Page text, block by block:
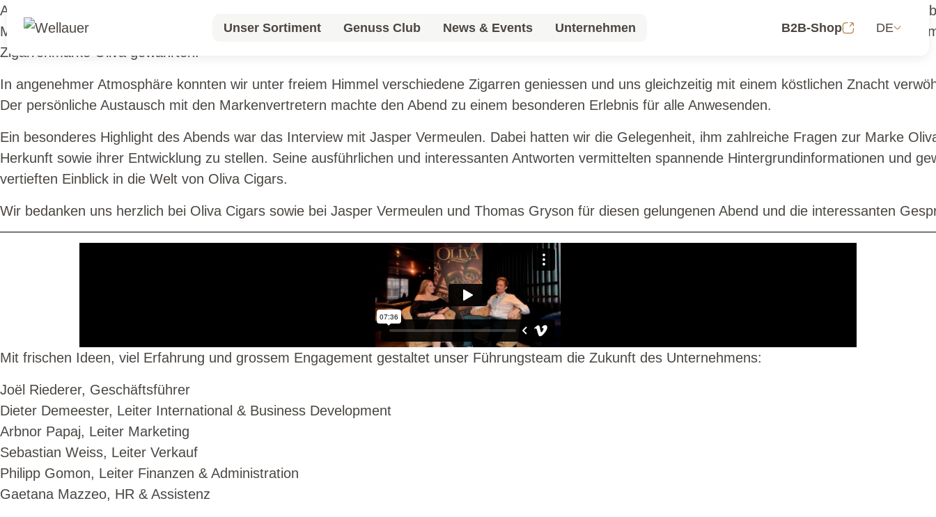
Unser Sortiment Genuss Club News & Events Unternehmen B2B-Shop DE
Am Dienstag, 30. Juni 2026, durften wir gemeinsam mit Oliva Cigars einen unvergesslichen Abend im SOHO St. Gallen verbringen. Vor Ort waren die
Markenbotschafter Jasper Vermeulen und Thomas Gryson, die den Gästen spannende Einblicke in die Geschichte, Philosophie und Tradition der
Zigarrenmarke Oliva gewährten.
In angenehmer Atmosphäre konnten wir unter freiem Himmel verschiedene Zigarren geniessen und uns gleichzeitig mit einem köstlichen Znacht
Der persönliche Austausch mit den Markenvertretern machte den Abend zu einem besonderen Erlebnis für alle Anwesenden.
Ein besonderes Highlight des Abends war das Interview mit Jasper Vermeulen. Dabei hatten wir die Gelegenheit, ihm zahlreiche Fragen zur Marke
Herkunft sowie ihrer Entwicklung zu stellen. Seine ausführlichen und interessanten Antworten vermittelten spannende Hintergrundinformationen und
vertieften Einblick in die Welt von Oliva Cigars.
Wir bedanken uns herzlich bei Oliva Cigars sowie bei Jasper Vermeulen und Thomas Gryson für diesen gelungenen Abend und die interessanten
Mit frischen Ideen, viel Erfahrung und grossem Engagement gestaltet unser Führungsteam die Zukunft des Unternehmens:
Joël Riederer, Geschäftsführer
Dieter Demeester, Leiter International & Business Development
Arbnor Papaj, Leiter Marketing
Sebastian Weiss, Leiter Verkauf
Philipp Gomon, Leiter Finanzen & Administration
Gaetana Mazzeo, HR & Assistenz